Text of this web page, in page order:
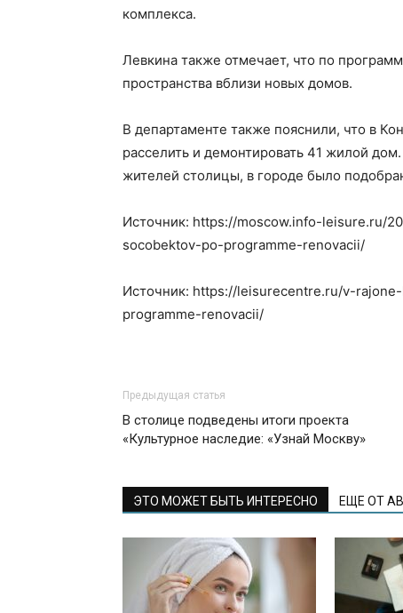
комплекса.
Левкина также отмечает, что по
пространства вблизи новых домов.
В департаменте также пояснили, что в
расселить и демонтировать 41 жилой
жителей столицы, в городе было
Источник: https://moscow.info-leisure.ru/
socobektov-po-programme-renovacii/
Источник: https://leisurecentre.ru/v-
programme-renovacii/
Предыдущая статья
В столице подведены итоги проекта
«Культурное наследие: «Узнай Москву»
ЭТО МОЖЕТ БЫТЬ ИНТЕРЕСНО ЕЩЕ ОТ